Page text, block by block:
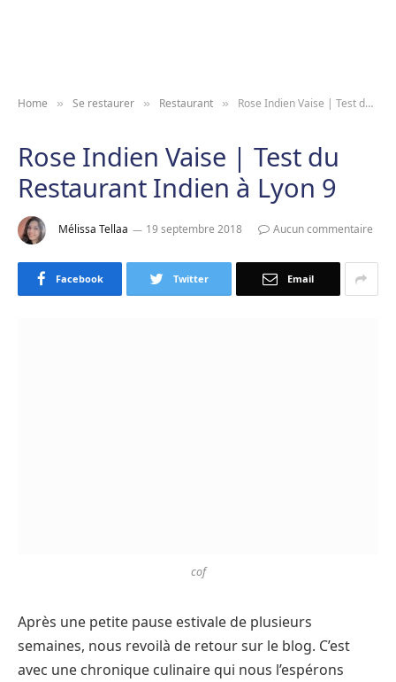
Home » Se restaurer » Restaurant » Rose Indien Vaise | Test du Restaurant Indien à Lyon 9
Rose Indien Vaise | Test du
Restaurant Indien à Lyon 9
Mélissa Tellaa 19 septembre 2018 Aucun commentaire
Facebook Twitter Email
cof
Après une petite pause estivale de plusieurs
semaines, nous revoilà de retour sur le blog. C’est
avec une chronique culinaire qui nous l’espérons